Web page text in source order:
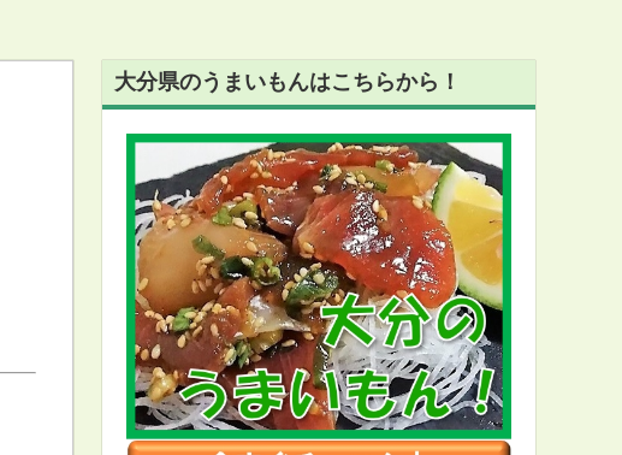
大分県のうまいもんはこちらから！